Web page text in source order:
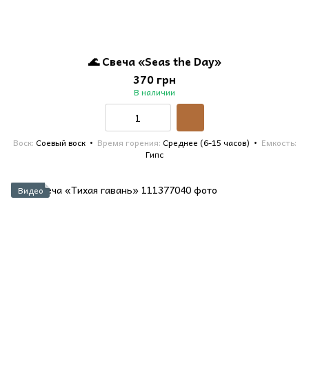
🌊 Свеча «Seas the Day»
370 грн
В наличии
Воск Соевый воск Время горения Среднее (6-15 часов)
Емкость
Гипс
Видео